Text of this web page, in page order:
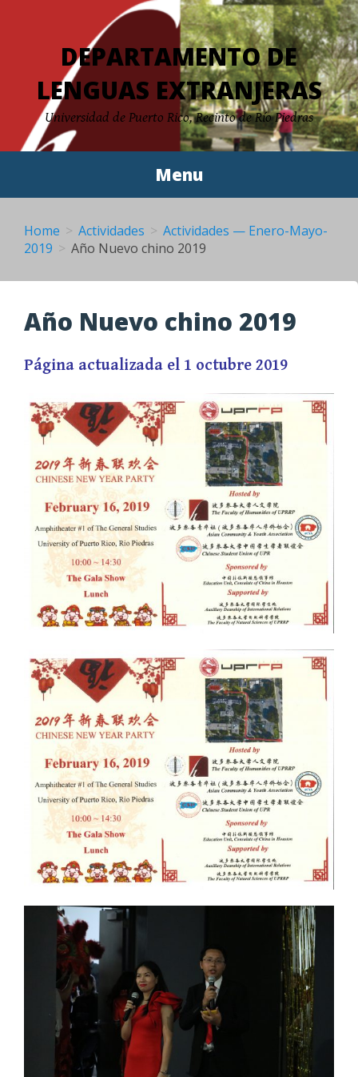
DEPARTAMENTO DE
LENGUAS EXTRANJERAS
Universidad de Puerto Rico, Recinto de Río Piedras
Menu
Home Actividades
Actividades — Enero-Mayo-
2019
Año Nuevo chino 2019
Año Nuevo chino 2019
Página actualizada el 1 octubre 2019